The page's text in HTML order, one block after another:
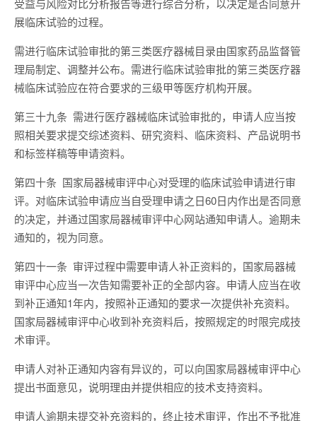
受益与风险对比分析报告等进行综合分析，以决定是否同意开
展临床试验的过程。
需进行临床试验审批的第三类医疗器械目录由国家药品监督管
理局制定、调整并公布。需进行临床试验审批的第三类医疗器
械临床试验应在符合要求的三级甲等医疗机构开展。
第三十九条 需进行医疗器械临床试验审批的，申请人应当按
照相关要求提交综述资料、研究资料、临床资料、产品说明书
和标签样稿等申请资料。
第四十条 国家局器械审评中心对受理的临床试验申请进行审
评。对临床试验申请应当自受理申请之日60日内作出是否同意
的决定，并通过国家局器械审评中心网站通知申请人。逾期未
通知的，视为同意。
第四十一条 审评过程中需要申请人补正资料的，国家局器械
审评中心应当一次告知需要补正的全部内容。申请人应当在收
到补正通知1年内，按照补正通知的要求一次提供补充资料。
国家局器械审评中心收到补充资料后，按照规定的时限完成技
术审评。
申请人对补正通知内容有异议的，可以向国家局器械审评中心
提出书面意见，说明理由并提供相应的技术支持资料。
申请人逾期未提交补充资料的，终止技术审评，作出不予批准